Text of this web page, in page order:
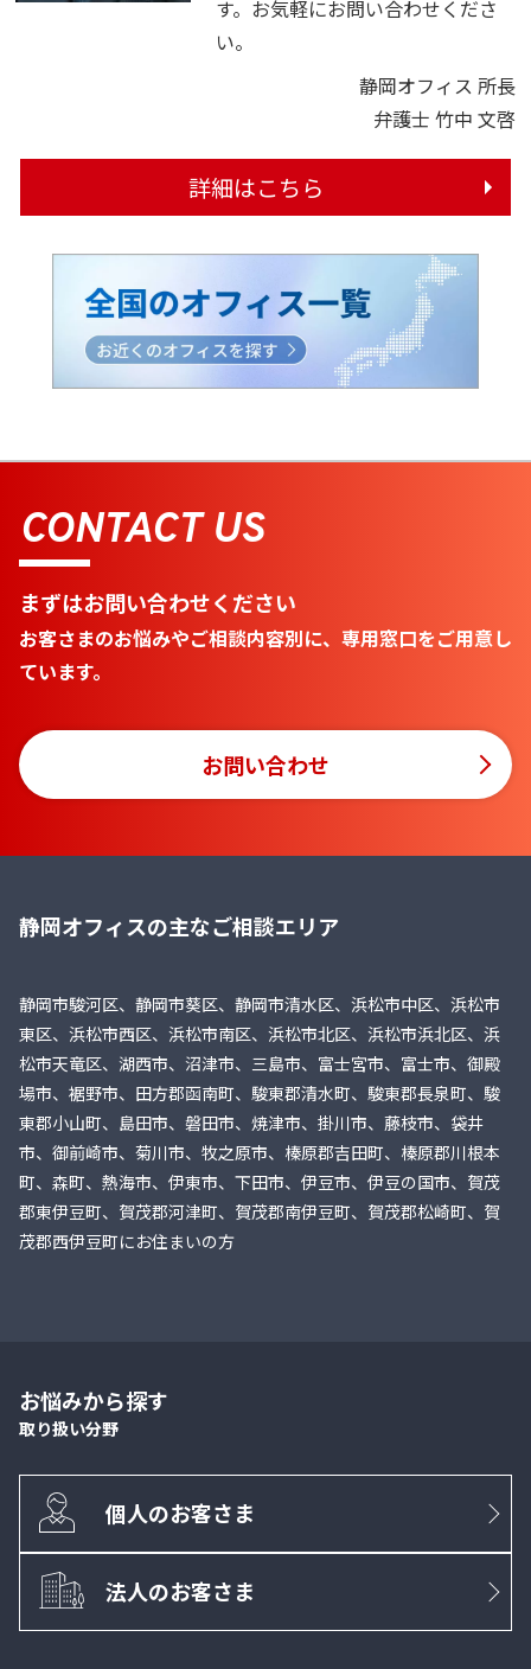
す。お気軽にお問い合わせくださ
い。
静岡オフィス 所長
弁護士 竹中 文啓
詳細はこちら
CONTACT US
まずはお問い合わせください
お客さまのお悩みやご相談内容別に、専用窓口をご用意し
ています。
お問い合わせ
静岡オフィスの主なご相談エリア
静岡市駿河区、静岡市葵区、静岡市清水区、浜松市中区、浜松市
東区、浜松市西区、浜松市南区、浜松市北区、浜松市浜北区、浜
松市天竜区、湖西市、沼津市、三島市、富士宮市、富士市、御殿
場市、裾野市、田方郡函南町、駿東郡清水町、駿東郡長泉町、駿
東郡小山町、島田市、磐田市、焼津市、掛川市、藤枝市、袋井
市、御前崎市、菊川市、牧之原市、榛原郡吉田町、榛原郡川根本
町、森町、熱海市、伊東市、下田市、伊豆市、伊豆の国市、賀茂
郡東伊豆町、賀茂郡河津町、賀茂郡南伊豆町、賀茂郡松崎町、賀
茂郡西伊豆町にお住まいの方
お悩みから探す
取り扱い分野
個人のお客さま
法人のお客さま